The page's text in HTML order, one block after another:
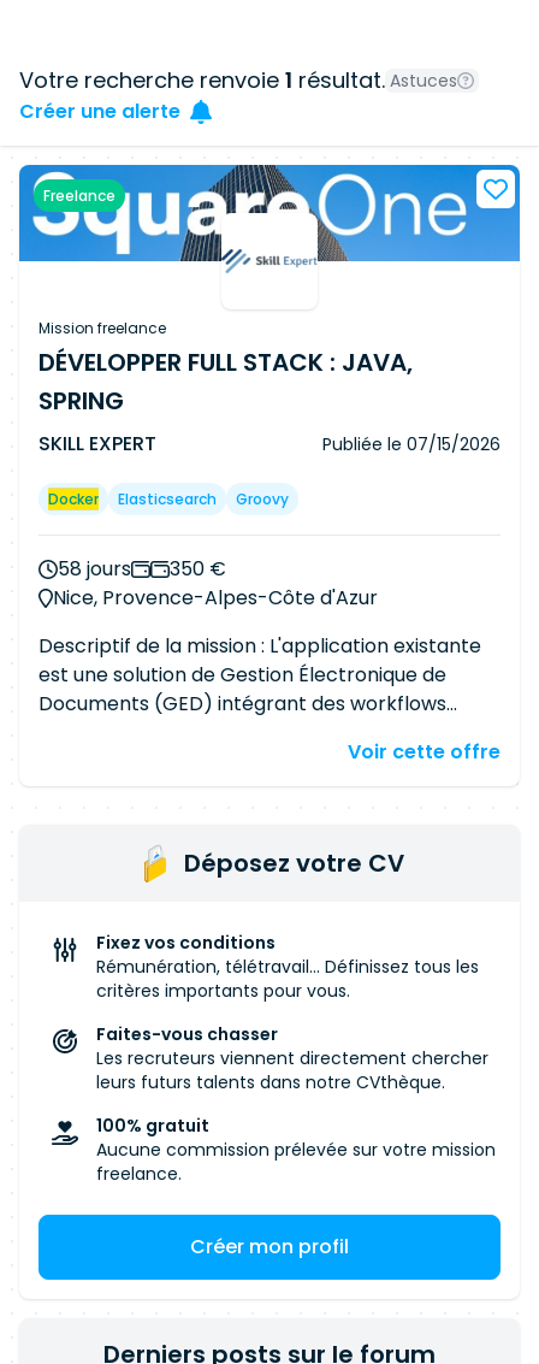
Votre recherche renvoie 1 résultat. Astuces
Créer une alerte
Freelance
Mission freelance
DÉVELOPPER FULL STACK : JAVA,
SPRING
SKILL EXPERT Publiée le 07/15/2026
Docker Elasticsearch Groovy
58 jours
350 €
Nice, Provence-Alpes-Côte d'Azur
Descriptif de la mission : L'application existante
est une solution de Gestion Électronique de
Documents (GED) intégrant des workflows
(basé sur Java Spring) pour le backend, et utilise
fonctionnalités, d'optimiser les performances, et
de moderniser l'architecture via la
Groovy/Grails (ou Java Spring), expérience avec
les bases de données (SQL/NoSQL) et les outils
d'indexation (Elasticsearch). • Frontend :
Expérience avec React • DevOps : Connaissance
deDocker, Kubernetes (un plus), et des bonnes
pratiques de conteneurisation. • Outils : Git,
Jest). Environnement Technique ELASTICSEARCH
GROOVY JAVA REACT NATIVE SPRING SQL
Voir cette offre
Déposez votre CV
Fixez vos conditions
Rémunération, télétravail... Définissez tous les
critères importants pour vous.
Faites-vous chasser
Les recruteurs viennent directement chercher
leurs futurs talents dans notre CVthèque.
100% gratuit
Aucune commission prélevée sur votre mission
freelance.
Créer mon profil
Derniers posts sur le forum